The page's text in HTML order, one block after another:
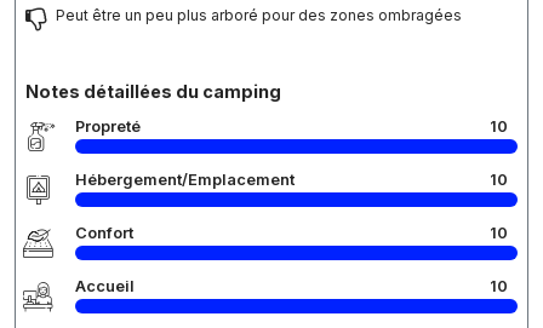
Peut être un peu plus arboré pour des zones ombragées
Notes détaillées du camping
Propreté 10
Hébergement/Emplacement 10
Confort 10
Accueil 10